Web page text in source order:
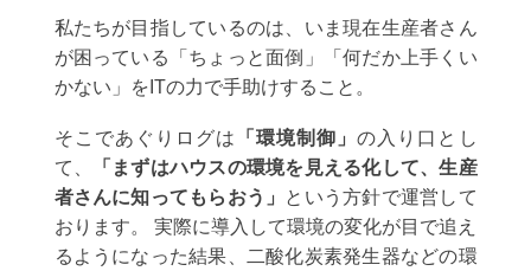
私たちが目指しているのは、いま現在生産者さん
が困っている「ちょっと面倒」「何だか上手くい
かない」をITの力で手助けすること。
そこであぐりログは 「環境制御」の入り口とし
て、
「まずはハウスの環境を見える化して、生産
者さんに知ってもらおう」 という方針で運営して
おります。 実際に導入して環境の変化が目で追え
るようになった結果、二酸化炭素発生器などの環